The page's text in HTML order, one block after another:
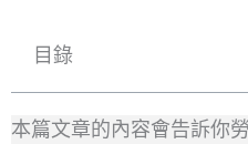
目錄
本篇文章的內容會告訴你